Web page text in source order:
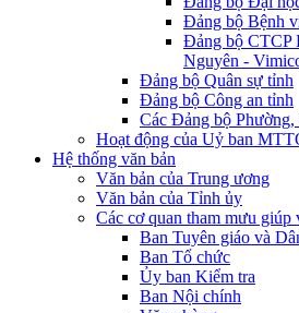
Đảng bộ Bệnh
Đảng bộ CTCP
Nguyên -
Đảng bộ Quân sự tỉnh
Đảng bộ Công an tỉnh
Các Đảng bộ Phường,
Hoạt động của Uỷ ban
Hệ thống văn bản
Văn bản của Trung ương
Văn bản của Tỉnh ủy
Các cơ quan tham mưu giúp
Ban Tuyên giáo và
Ban Tổ chức
Ủy ban Kiểm tra
Ban Nội chính